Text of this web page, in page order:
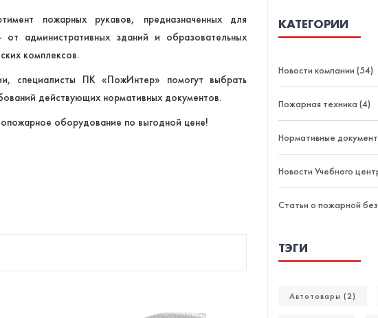
пожарных рукавов, предназначенных для
административных зданий и образовательных
комплексов.
специалисты ПК «ПожИнтер» помогут выбрать
действующих нормативных документов.
оборудование по выгодной цене!
КАТЕГОРИИ
Новости компании (54)
Пожарная техника (4)
Нормативные
Новости Учебного
Статьи о пожарной
ТЭГИ
Автотовары (2)